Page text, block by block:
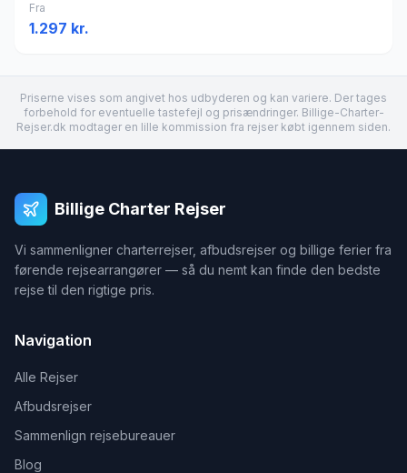
Fra
1.297 kr.
Priserne vises som angivet hos udbyderen og kan variere. Der tages
forbehold for eventuelle tastefejl og prisændringer. Billige-Charter-
Rejser.dk modtager en lille kommission fra rejser købt igennem siden.
Billige Charter Rejser
Vi sammenligner charterrejser, afbudsrejser og billige ferier fra
førende rejsearrangører — så du nemt kan finde den bedste
rejse til den rigtige pris.
Navigation
Alle Rejser
Afbudsrejser
Sammenlign rejsebureauer
Blog